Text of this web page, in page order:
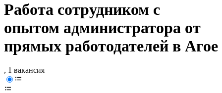
Работа сотрудником с
опытом администратора от
прямых работодателей в Агое
, 1 вакансия